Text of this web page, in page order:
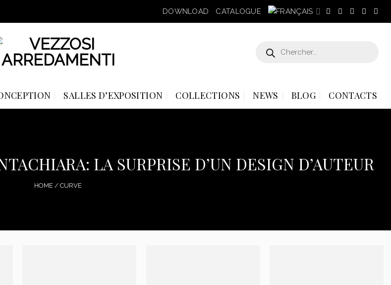
DOWNLOAD CATALOGUE
produits
SALLES D’EXPOSITION COLLECTIONS NEWS BLOG CONTACTS
LA SURPRISE D’UN DESIGN D’AUTEUR
HOME / CURVE